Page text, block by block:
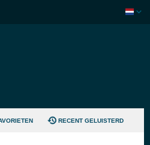
RECENT GELUISTERD